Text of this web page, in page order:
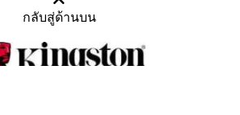
กลับสู่ด้านบน